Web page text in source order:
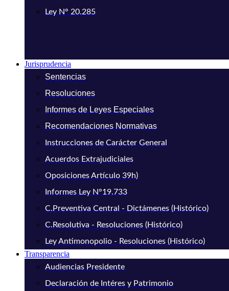
Ley N° 20.285
Jurisprudencia
Sentencias
Resoluciones
Informes de Leyes Especiales
Recomendaciones Normativas
Instrucciones de Carácter General
Acuerdos Extrajudiciales
Oposiciones Artículo 39h)
Informes Ley N°19.733
C.Preventiva Central - Dictámenes (Histórico)
C.Resolutiva - Resoluciones (Histórico)
Ley Antimonopolio - Resoluciones (Histórico)
Transparencia
Audiencias Presidente
Declaración de Intéres y Patrimonio